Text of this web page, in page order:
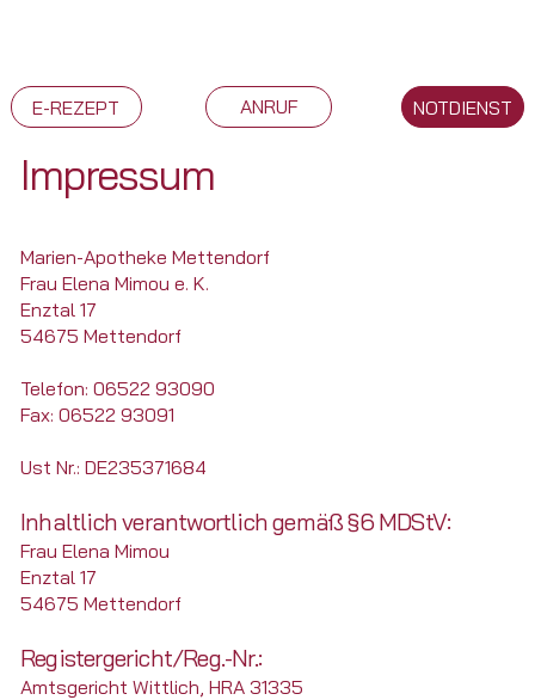
E-REZEPT ANRUF NOTDIENST
Impressum
Marien-Apotheke Mettendorf
Frau Elena Mimou e. K.
Enztal 17
54675 Mettendorf
Telefon: 06522 93090
Fax: 06522 93091
Ust Nr.: DE235371684
Inhaltlich verantwortlich gemäß §6 MDStV:
Frau Elena Mimou
Enztal 17
54675 Mettendorf
Registergericht/Reg.-Nr.:
Amtsgericht Wittlich, HRA 31335